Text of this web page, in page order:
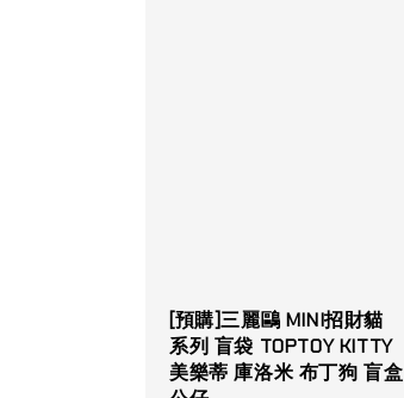
[預購]三麗鷗 MINI招財貓
系列 盲袋 TOPTOY KITTY
美樂蒂 庫洛米 布丁狗 盲盒